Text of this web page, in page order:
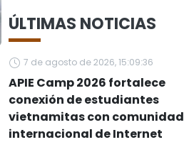
ÚLTIMAS NOTICIAS
7 de agosto de 2026, 15:09:36
APIE Camp 2026 fortalece
conexión de estudiantes
vietnamitas con comunidad
internacional de Internet